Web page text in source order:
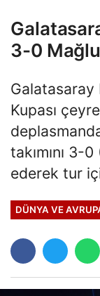
3-0
Galatasaray
Kupası
takımını 3-
ederek tur
DÜNYA VE